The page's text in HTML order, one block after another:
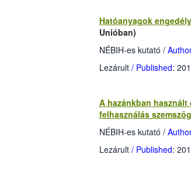
Hatóanyagok
Unióban)
NÉBIH-es kutató /
Lezárult / Published:
A hazánkban használt
felhasználás
NÉBIH-es kutató /
Lezárult / Published: